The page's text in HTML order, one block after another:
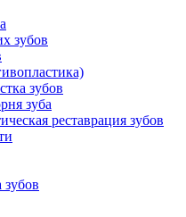
зубов
зубов
зуба
реставрация зубов
зубов